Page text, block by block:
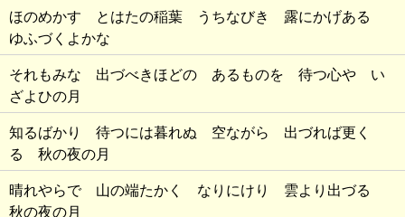
ほのめかす とはたの稲葉 うちなびき 露にかげある
ゆふづくよかな
それもみな 出づべきほどの あるものを 待つ心や い
ざよひの月
知るばかり 待つには暮れぬ 空ながら 出づれば更く
る 秋の夜の月
晴れやらで 山の端たかく なりにけり 雲より出づる
秋の夜の月